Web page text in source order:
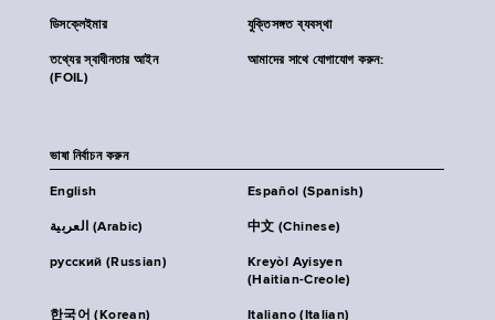
ডিসক্লেইমার যুক্তিসঙ্গত ব্যবস্থা
তথ্যের স্বাধীনতার আইন
(FOIL)
আমাদের সাথে যোগাযোগ করুন:
ভাষা নির্বাচন করুন
English Español (Spanish)
العربية (Arabic) 中文 (Chinese)
русский (Russian)
Kreyòl Ayisyen
(Haitian-Creole)
한국어 (Korean) Italiano (Italian)